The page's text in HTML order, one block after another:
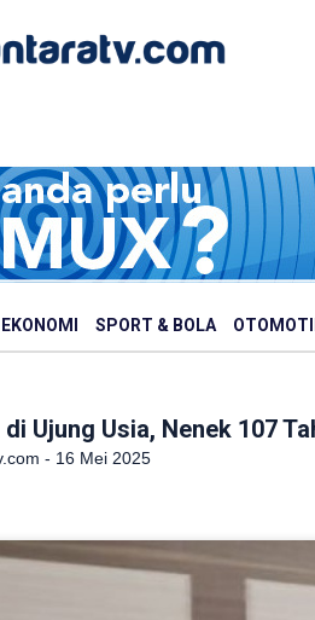
EKONOMI SPORT & BOLA
Ujung Usia, Nenek 107
- 16 Mei 2025